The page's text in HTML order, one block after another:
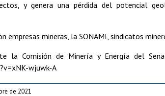
y genera una pérdida del potencial
empresas mineras, la SONAMI, sindicatos
la Comisión de Minería y Energía del
wjuwk-A
de 2021